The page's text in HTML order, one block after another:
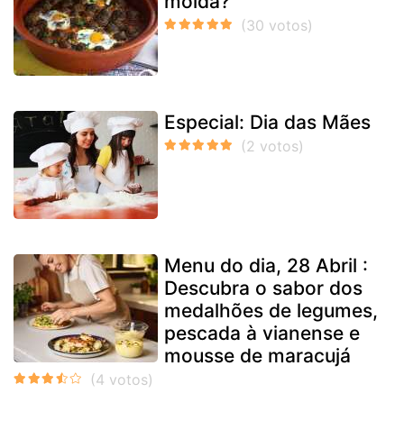
Especial: Dia das Mães
Menu do dia, 28 Abril :
Descubra o sabor dos
medalhões de legumes,
pescada à vianense e
mousse de maracujá